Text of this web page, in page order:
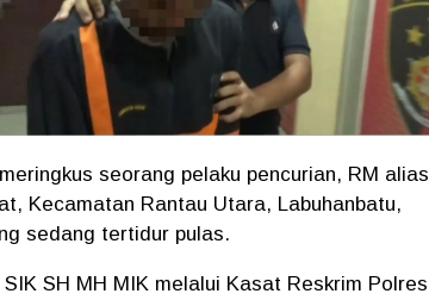
seorang pelaku pencurian, RM alias
Kecamatan Rantau Utara, Labuhanbatu,
sedang tertidur pulas.
SH MH MIK melalui Kasat Reskrim Polres